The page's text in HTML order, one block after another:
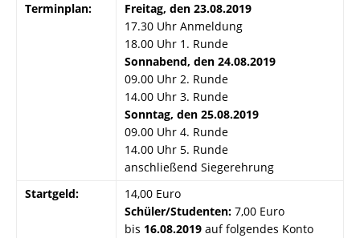
Terminplan:
Freitag, den 23.08.2019
17.30 Uhr Anmeldung
18.00 Uhr 1. Runde
Sonnabend, den 24.08.2019
09.00 Uhr 2. Runde
14.00 Uhr 3. Runde
Sonntag, den 25.08.2019
09.00 Uhr 4. Runde
14.00 Uhr 5. Runde
anschließend Siegerehrung
Startgeld:
14,00 Euro
Schüler/Studenten: 7,00 Euro
bis 16.08.2019 auf folgendes Konto